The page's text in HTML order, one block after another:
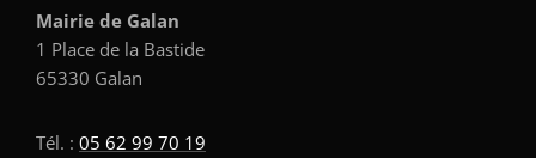
Mairie de Galan
1 Place de la Bastide
65330 Galan
Tél. : 05 62 99 70 19